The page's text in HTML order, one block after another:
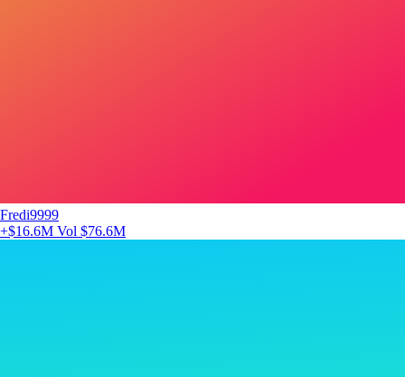
Fredi9999
+$16.6M Vol $76.6M